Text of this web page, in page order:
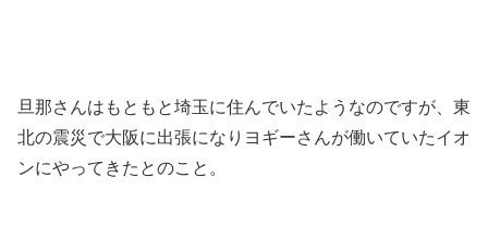
旦那さんはもともと埼玉に住んでいたようなのですが、東
北の震災で大阪に出張になりヨギーさんが働いていたイオ
ンにやってきたとのこと。